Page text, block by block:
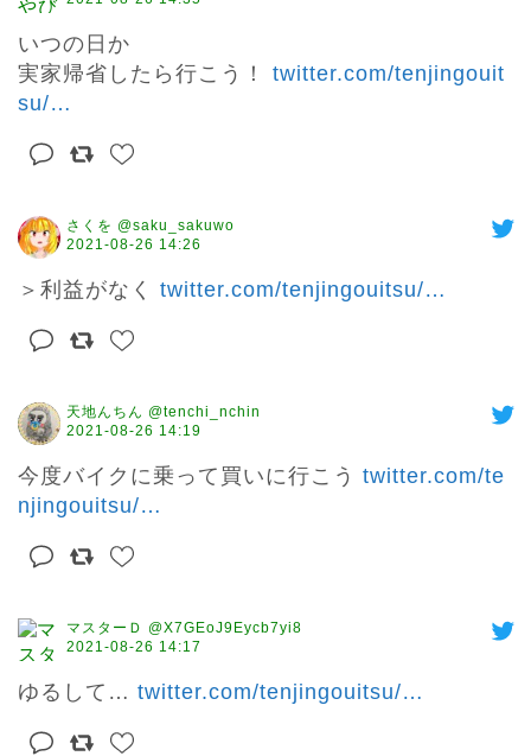
いつの日か
実家帰省したら行こう！ twitter.com/tenjingouit
su/…
さくを @saku_sakuwo
2021-08-26 14:26
＞利益がなく twitter.com/tenjingouitsu/…
天地んちん @tenchi_nchin
2021-08-26 14:19
今度バイクに乗って買いに行こう twitter.com/te
njingouitsu/…
マスターＤ @X7GEoJ9Eycb7yi8
2021-08-26 14:17
ゆるして… twitter.com/tenjingouitsu/…